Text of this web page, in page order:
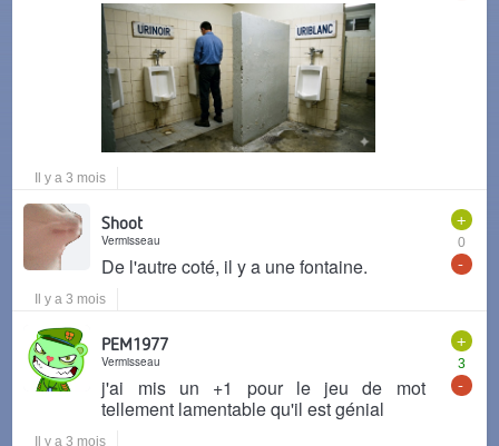
Il y a 3 mois
+
0
-
Shoot
Vermisseau
De l'autre coté, il y a une fontaine.
Il y a 3 mois
+
3
-
PEM1977
Vermisseau
j'ai mis un +1 pour le jeu de mot
tellement lamentable qu'il est génial
Il y a 3 mois